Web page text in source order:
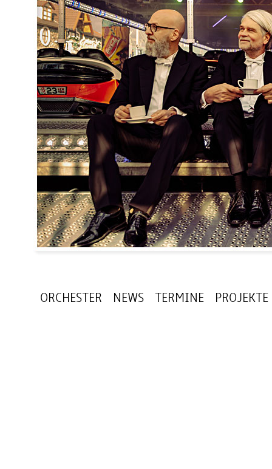
ORCHESTER NEWS TERMINE PROJEKTE